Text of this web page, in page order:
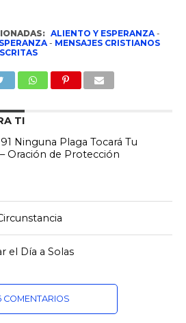
ALIENTO Y ESPERANZA-
- MENSAJES CRISTIANOS
TI
Ninguna Plaga Tocará Tu
Oración de Protección
el Día a Solas
COMENTARIOS